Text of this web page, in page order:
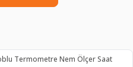
Termometre Nem Ölçer Saat